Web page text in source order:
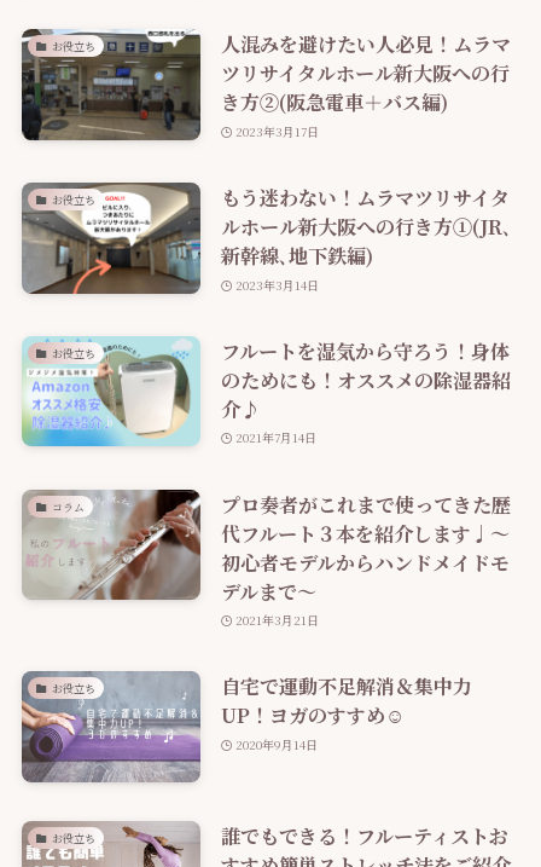
お役立ち
人混みを避けたい人必見！ムラマ
ツリサイタルホール新大阪への行
き方②(阪急電車＋バス編)
2023年3月17日
お役立ち
もう迷わない！ムラマツリサイタ
ルホール新大阪への行き方①(JR､
新幹線､地下鉄編)
2023年3月14日
お役立ち
フルートを湿気から守ろう！身体
のためにも！オススメの除湿器紹
介♪
2021年7月14日
コラム
プロ奏者がこれまで使ってきた歴
代フルート３本を紹介します♩～
初心者モデルからハンドメイドモ
デルまで～
2021年3月21日
お役立ち
自宅で運動不足解消＆集中力
UP！ヨガのすすめ☺
2020年9月14日
お役立ち
誰でもできる！フルーティストお